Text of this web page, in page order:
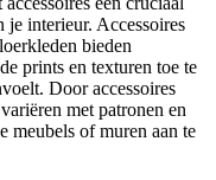
je interieur. Accessoires
bieden
prints en texturen toe te
Door accessoires
met patronen en
meubels of muren aan te